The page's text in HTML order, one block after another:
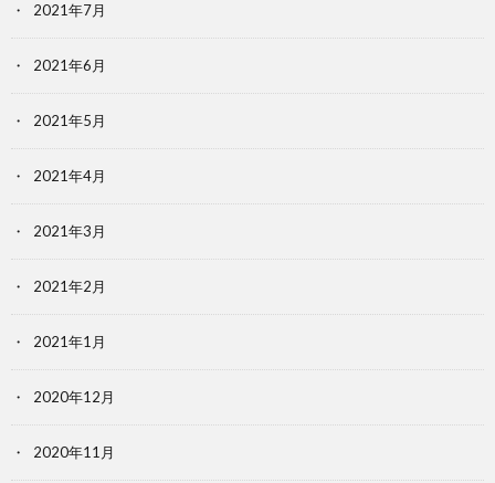
2021年7月
2021年6月
2021年5月
2021年4月
2021年3月
2021年2月
2021年1月
2020年12月
2020年11月